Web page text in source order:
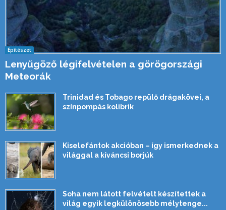
Építészet
Lenyűgöző légifelvételen a görögországi
Meteorák
Trinidad és Tobago repülő drágakövei, a
színpompás kolibrik
Kiselefántok akcióban – így ismerkednek a
világgal a kíváncsi borjúk
Soha nem látott felvételt készítettek a
világ egyik legkülönösebb mélytenge...